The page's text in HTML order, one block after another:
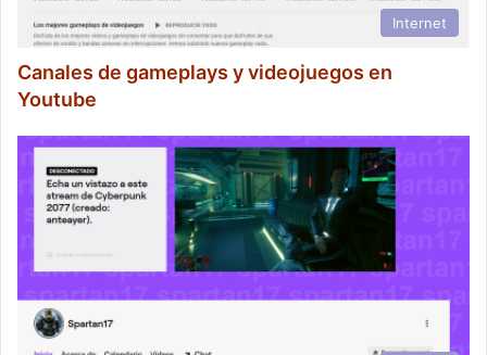
Internet
Canales de gameplays y videojuegos en
Youtube